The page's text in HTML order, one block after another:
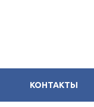
КОНТАКТЫ